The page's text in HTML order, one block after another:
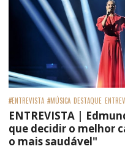
#ENTREVISTA #MÚSICA DESTAQUE
ENTREVISTA |
que decidir o melhor
o mais saudável"